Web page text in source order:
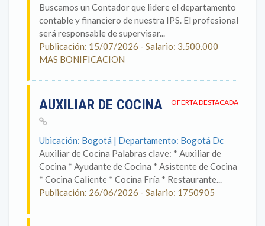
Buscamos un Contador que lidere el departamento
contable y financiero de nuestra IPS. El profesional
será responsable de supervisar...
Publicación: 15/07/2026 - Salario: 3.500.000
MAS BONIFICACION
OFERTA DESTACADA
AUXILIAR DE COCINA
Ubicación: Bogotá | Departamento: Bogotá Dc
Auxiliar de Cocina Palabras clave: * Auxiliar de
Cocina * Ayudante de Cocina * Asistente de Cocina
* Cocina Caliente * Cocina Fría * Restaurante...
Publicación: 26/06/2026 - Salario: 1750905